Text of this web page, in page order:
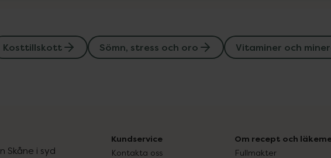
Kosttillskott Sömn, stress och oro
Vitaminer och
Skåne i syd
Kundservice
Kontakta oss
Om recept och
Fullmakter